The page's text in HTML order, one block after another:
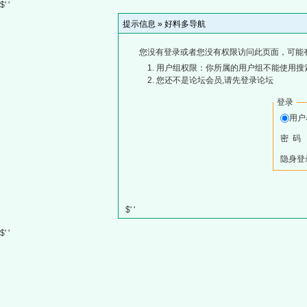
$' '
提示信息 » 好料多导航
您没有登录或者您没有权限访问此页面，可能
用户组权限：你所属的用户组不能使用搜
您还不是论坛会员,请先登录论坛
登录
用
密 码
隐身登
$' '
$' '